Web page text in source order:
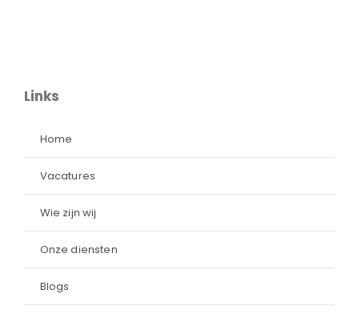
Links
Home
Vacatures
Wie zijn wij
Onze diensten
Blogs